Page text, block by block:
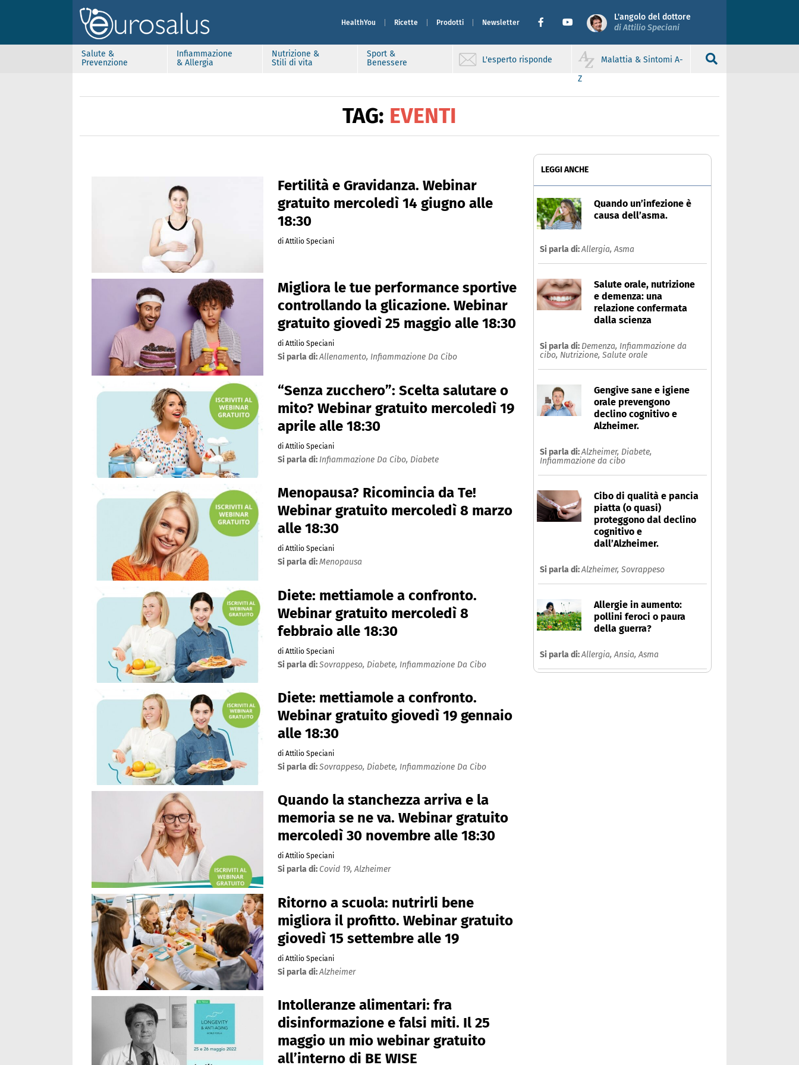
HealthYou Ricette Prodotti Newsletter
L'angolo del dottore
di Attilio Speciani
Salute &
Prevenzione
Infiammazione
& Allergia
Nutrizione &
Stili di vita
Sport &
Benessere
L'esperto risponde
Malattia & Sintomi A-
Z
TAG: EVENTI
Fertilità e Gravidanza. Webinar
gratuito mercoledì 14 giugno alle
18:30
di Attilio Speciani
Migliora le tue performance sportive
controllando la glicazione. Webinar
gratuito giovedì 25 maggio alle 18:30
di Attilio Speciani
Si parla di:Allenamento, Infiammazione Da Cibo
“Senza zucchero”: Scelta salutare o
mito? Webinar gratuito mercoledì 19
aprile alle 18:30
di Attilio Speciani
Si parla di: Infiammazione Da Cibo, Diabete
Menopausa? Ricomincia da Te!
Webinar gratuito mercoledì 8 marzo
alle 18:30
di Attilio Speciani
Si parla di:Menopausa
Diete: mettiamole a confronto.
Webinar gratuito mercoledì 8
febbraio alle 18:30
di Attilio Speciani
Si parla di:Sovrappeso, Diabete, Infiammazione Da Cibo
Diete: mettiamole a confronto.
Webinar gratuito giovedì 19 gennaio
alle 18:30
di Attilio Speciani
Si parla di:Sovrappeso, Diabete, Infiammazione Da Cibo
Quando la stanchezza arriva e la
memoria se ne va. Webinar gratuito
mercoledì 30 novembre alle 18:30
di Attilio Speciani
Si parla di: Covid 19,Alzheimer
Ritorno a scuola: nutrirli bene
migliora il profitto. Webinar gratuito
giovedì 15 settembre alle 19
di Attilio Speciani
Si parla di:Alzheimer
Intolleranze alimentari: fra
disinformazione e falsi miti. Il 25
maggio un mio webinar gratuito
all’interno di BE WISE
LEGGI ANCHE
Quando un’infezione è
causa dell’asma.
Si parla di:Allergia,Asma
Salute orale, nutrizione
e demenza: una
relazione confermata
dalla scienza
Si parla di: Demenza, Infiammazione da
cibo, Nutrizione, Salute orale
Gengive sane e igiene
orale prevengono
declino cognitivo e
Alzheimer.
Si parla di:Alzheimer, Diabete,
Infiammazione da cibo
Cibo di qualità e pancia
piatta (o quasi)
proteggono dal declino
cognitivo e
dall’Alzheimer.
Si parla di:Alzheimer, Sovrappeso
Allergie in aumento:
pollini feroci o paura
della guerra?
Si parla di:Allergia,Ansia,Asma